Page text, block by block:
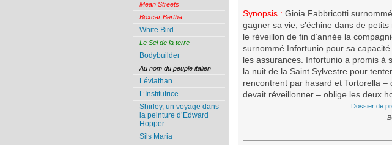
Synopsis : Gioia Fabbricotti
gagner sa vie, s’échine dans de
le réveillon de fin d’année la
surnommé Infortunio pour sa
les assurances. Infortunio a promis à
la nuit de la Saint Sylvestre pour
rencontrent par hasard et Tortorella
devait réveillonner – oblige les deux
Dossier de
Mean Streets
Boxcar Bertha
White Bird
Le Sel de la terre
Bodybuilder
Au nom du peuple italien
Léviathan
L’Institutrice
Shirley, un voyage dans
la peinture d’Edward
Hopper
Sils Maria